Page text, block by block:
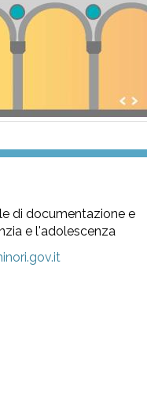
di documentazione e
e l'adolescenza